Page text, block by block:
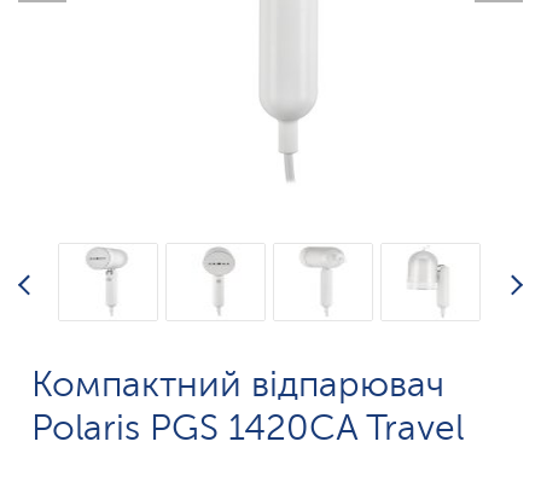
Компактний відпарювач
Polaris PGS 1420CA Travel